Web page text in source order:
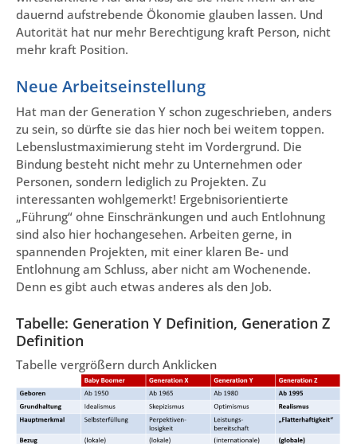
dauernd aufstrebende Ökonomie glauben lassen. Und
Autorität hat nur mehr Berechtigung kraft Person, nicht
mehr kraft Position.
Neue Arbeitseinstellung
Hat man der Generation Y schon zugeschrieben, anders
zu sein, so dürfte sie das hier noch bei weitem toppen.
Lebenslustmaximierung steht im Vordergrund. Die
Bindung besteht nicht mehr zu Unternehmen oder
Personen, sondern lediglich zu Projekten. Zu
interessanten wohlgemerkt! Ergebnisorientierte
„Führung“ ohne Einschränkungen und auch Entlohnung
sind also hier hochangesehen. Arbeiten gerne, in
spannenden Projekten, mit einer klaren Be- und
Entlohnung am Schluss, aber nicht am Wochenende.
Denn es gibt auch etwas anderes als den Job.
Tabelle: Generation Y Definition, Generation Z
Definition
Tabelle vergrößern durch Anklicken